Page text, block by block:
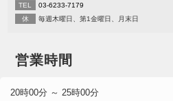
TEL
03-6233-7179
休
毎週木曜日、第1金曜日、月末日
営業時間
20時00分 ～ 25時00分